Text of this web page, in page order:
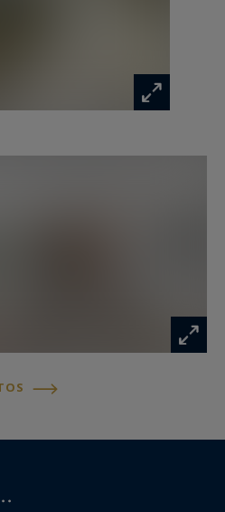
risques auxquels ce